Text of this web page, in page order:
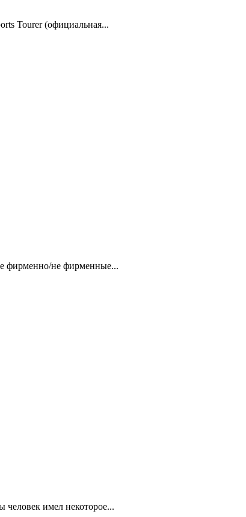
Tourer (официальная...
фирменно/не фирменные...
человек имел некоторое...